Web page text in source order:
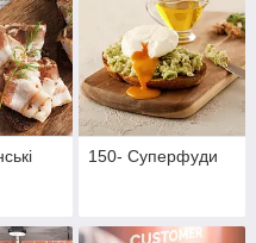
150- Суперфуди